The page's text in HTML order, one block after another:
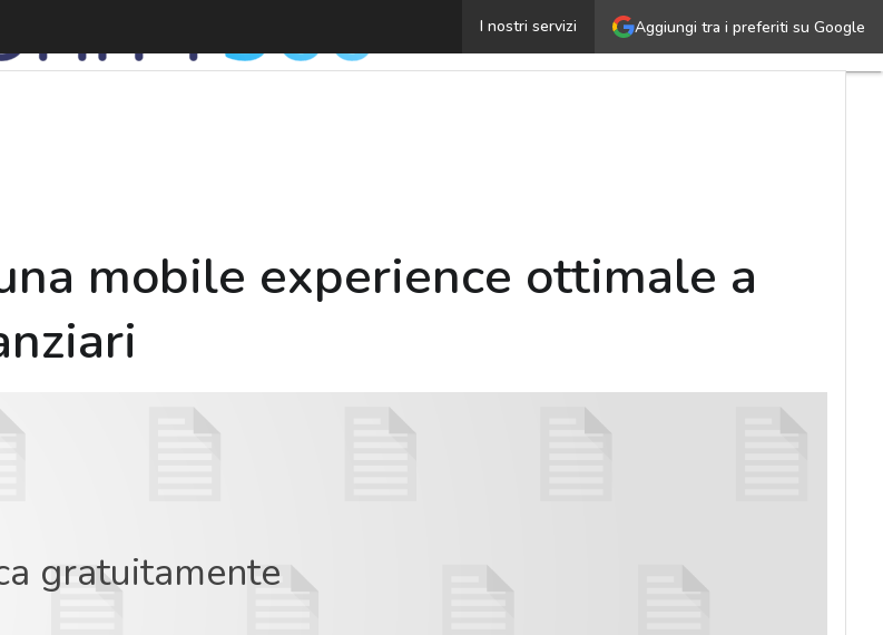
Aggiungi tra i preferiti su Google
I nostri servizi
Dieci best practice per una mobile experience ottimale
mobile experience ottimale a
gratuitamente